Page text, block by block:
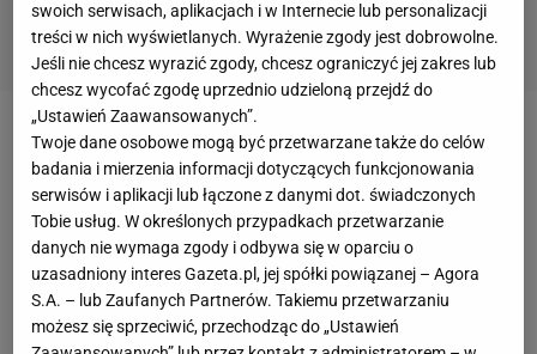
Novak Djoković w rozmowie z serbski dziennikiem
"Sportski Żurnal" przyznał, ze nie zamierza bronić
tytułu wywalczonego przed rokiem w Paryżu. - Nie
zagram w Paryżu, bo nie powiększę tam swojego
dorobku punktowego. Pojadę do Wiednia i Londynu.
W Wiedniu rok temu nie grałem, więc mogę tam
swoich serwisach, aplikacjach i w Internecie lub personalizacji
treści w nich wyświetlanych. Wyrażenie zgody jest dobrowolne.
Jeśli nie chcesz wyrazić zgody, chcesz ograniczyć jej zakres lub
chcesz wycofać zgodę uprzednio udzieloną przejdź do
„Ustawień Zaawansowanych”.
Twoje dane osobowe mogą być przetwarzane także do celów
badania i mierzenia informacji dotyczących funkcjonowania
serwisów i aplikacji lub łączone z danymi dot. świadczonych
Tobie usług. W określonych przypadkach przetwarzanie
danych nie wymaga zgody i odbywa się w oparciu o
uzasadniony interes Gazeta.pl, jej spółki powiązanej – Agora
S.A. – lub Zaufanych Partnerów. Takiemu przetwarzaniu
możesz się sprzeciwić, przechodząc do „Ustawień